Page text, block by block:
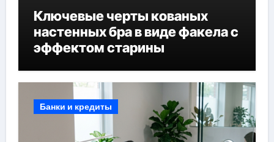
Ключевые черты кованых
настенных бра в виде факела с
эффектом старины
Банки и кредиты